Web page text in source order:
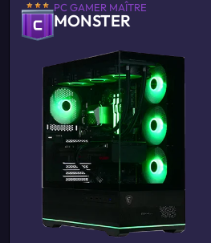
PC GAMER MAÎTRE
MONSTER